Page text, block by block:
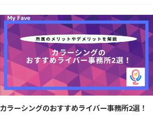
カラーシングのおすすめライバー事務所2選！